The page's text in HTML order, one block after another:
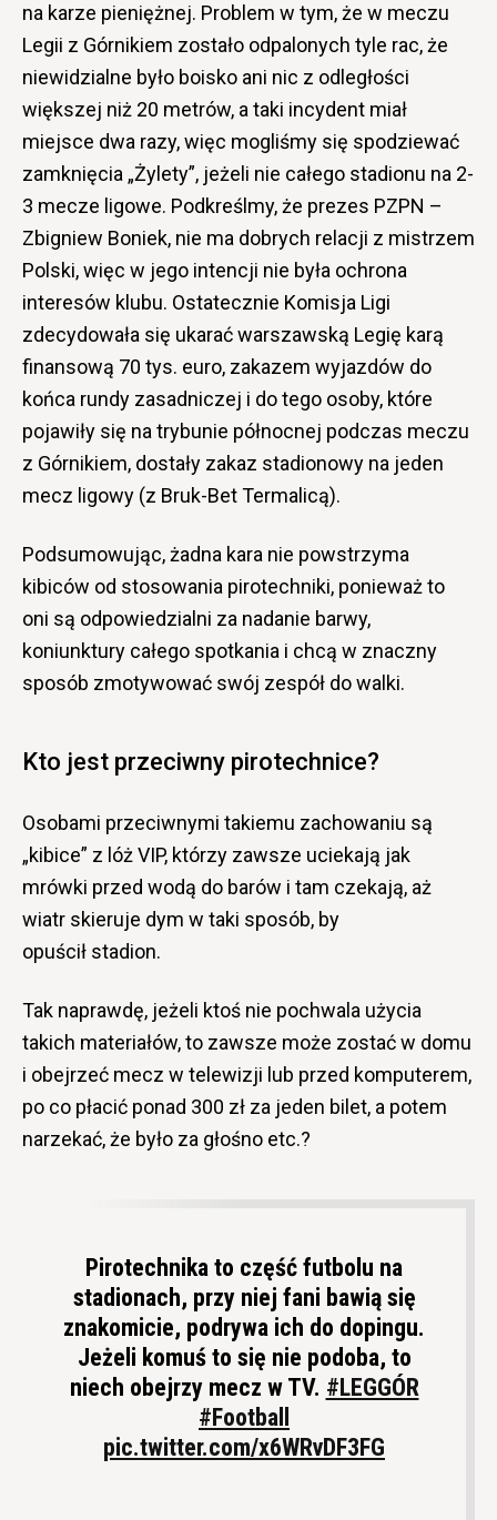
na karze pieniężnej. Problem w tym, że w meczu
Legii z Górnikiem zostało odpalonych tyle rac, że
niewidzialne było boisko ani nic z odległości
większej niż 20 metrów, a taki incydent miał
miejsce dwa razy, więc mogliśmy się spodziewać
zamknięcia „Żylety”, jeżeli nie całego stadionu na 2-
3 mecze ligowe. Podkreślmy, że prezes PZPN –
Zbigniew Boniek, nie ma dobrych relacji z mistrzem
Polski, więc w jego intencji nie była ochrona
interesów klubu. Ostatecznie Komisja Ligi
zdecydowała się ukarać warszawską Legię karą
finansową 70 tys. euro, zakazem wyjazdów do
końca rundy zasadniczej i do tego osoby, które
pojawiły się na trybunie północnej podczas meczu
z Górnikiem, dostały zakaz stadionowy na jeden
mecz ligowy (z Bruk-Bet Termalicą).
Podsumowując, żadna kara nie powstrzyma
kibiców od stosowania pirotechniki, ponieważ to
oni są odpowiedzialni za nadanie barwy,
koniunktury całego spotkania i chcą w znaczny
sposób zmotywować swój zespół do walki.
Kto jest przeciwny pirotechnice?
Osobami przeciwnymi takiemu zachowaniu są
„kibice” z lóż VIP, którzy zawsze uciekają jak
mrówki przed wodą do barów i tam czekają, aż
wiatr skieruje dym w taki sposób, by
opuścił stadion.
Tak naprawdę, jeżeli ktoś nie pochwala użycia
takich materiałów, to zawsze może zostać w domu
i obejrzeć mecz w telewizji lub przed komputerem,
po co płacić ponad 300 zł za jeden bilet, a potem
narzekać, że było za głośno etc.?
Pirotechnika to część futbolu na
stadionach, przy niej fani bawią się
znakomicie, podrywa ich do dopingu.
Jeżeli komuś to się nie podoba, to
niech obejrzy mecz w TV. #LEGGÓR
#Football
pic.twitter.com/x6WRvDF3FG